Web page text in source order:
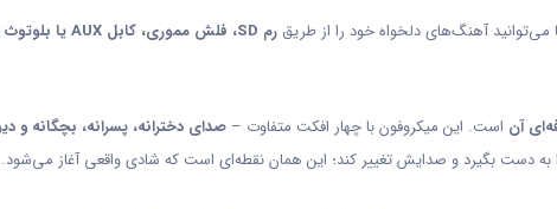
آهنگ‌های دلخواه خود را از طریقرم SD، فلش مموری، کابل AUX یا بلوتوث
آن است. این میکروفون با چهار افکت متفاوت –صدای دخترانه، پسرانه، بچگانه و
دست بگیرد و صدایش تغییر کند؛ این همان نقطه‌ای است که شادی واقعی آغاز می‌شود.